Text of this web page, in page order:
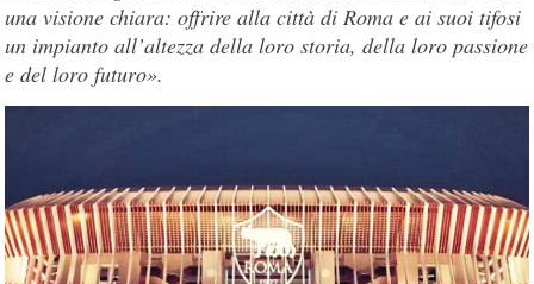
una visione chiara: offrire alla città di Roma e ai suoi tifosi
un impianto all’altezza della loro storia, della loro passione
e del loro futuro».